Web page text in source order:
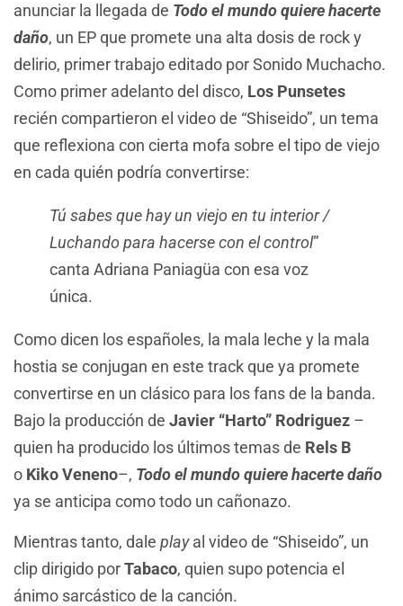
anunciar la llegada de Todo el mundo quiere hacerte
daño, un EP que promete una alta dosis de rock y
delirio, primer trabajo editado por Sonido Muchacho.
Como primer adelanto del disco, Los Punsetes
recién compartieron el video de “Shiseido”, un tema
que reflexiona con cierta mofa sobre el tipo de viejo
en cada quién podría convertirse:
Tú sabes que hay un viejo en tu interior /
Luchando para hacerse con el control”
canta Adriana Paniagüa con esa voz
única.
Como dicen los españoles, la mala leche y la mala
hostia se conjugan en este track que ya promete
convertirse en un clásico para los fans de la banda.
Bajo la producción de Javier “Harto” Rodriguez –
quien ha producido los últimos temas de Rels B
o Kiko Veneno–, Todo el mundo quiere hacerte daño
ya se anticipa como todo un cañonazo.
Mientras tanto, dale playal video de “Shiseido”, un
clip dirigido porTabaco, quien supo potencia el
ánimo sarcástico de la canción.